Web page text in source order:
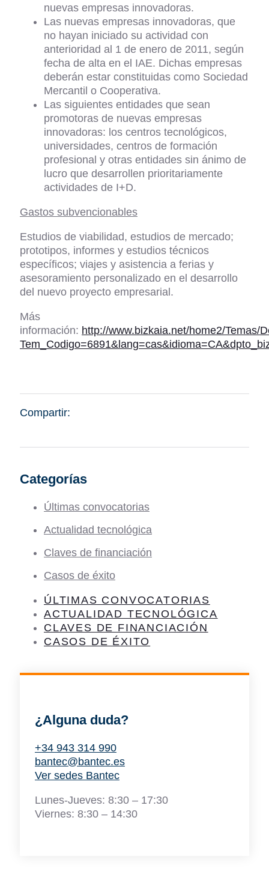
nuevas empresas innovadoras.
Las nuevas empresas innovadoras, que
no hayan iniciado su actividad con
anterioridad al 1 de enero de 2011, según
fecha de alta en el IAE. Dichas empresas
deberán estar constituidas como Sociedad
Mercantil o Cooperativa.
Las siguientes entidades que sean
promotoras de nuevas empresas
innovadoras: los centros tecnológicos,
universidades, centros de formación
profesional y otras entidades sin ánimo de
lucro que desarrollen prioritariamente
actividades de I+D.
Gastos subvencionables
Estudios de viabilidad, estudios de mercado;
prototipos, informes y estudios técnicos
específicos; viajes y asistencia a ferias y
asesoramiento personalizado en el desarrollo
del nuevo proyecto empresarial.
Más
información: http://www.bizkaia.net/home2/Temas/
Compartir:
Categorías
Últimas convocatorias
Actualidad tecnológica
Claves de financiación
Casos de éxito
ÚLTIMAS CONVOCATORIAS
ACTUALIDAD TECNOLÓGICA
CLAVES DE FINANCIACIÓN
CASOS DE ÉXITO
¿Alguna duda?
+34 943 314 990
bantec@bantec.es
Ver sedes Bantec
Lunes-Jueves: 8:30 – 17:30
Viernes: 8:30 – 14:30